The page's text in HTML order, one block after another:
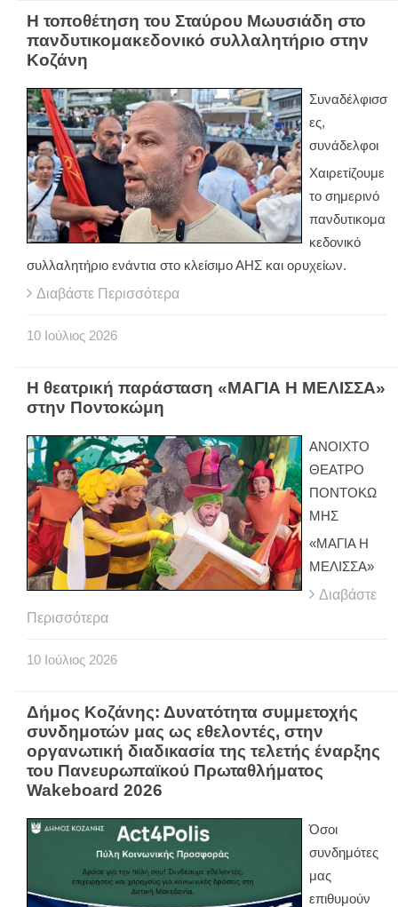
Η τοποθέτηση του Σταύρου Μωυσιάδη στο
πανδυτικομακεδονικό συλλαλητήριο στην
Κοζάνη
Συναδέλφισσ
ες,
συνάδελφοι
Χαιρετίζουμε
το σημερινό
πανδυτικομα
κεδονικό
συλλαλητήριο ενάντια στο κλείσιμο ΑΗΣ και ορυχείων.
Διαβάστε Περισσότερα
10 Ιούλιος 2026
Η θεατρική παράσταση «ΜΑΓΙΑ Η ΜΕΛΙΣΣΑ»
στην Ποντοκώμη
ΑΝΟΙΧΤΟ
ΘΕΑΤΡΟ
ΠΟΝΤΟΚΩ
ΜΗΣ
«ΜΑΓΙΑ Η
ΜΕΛΙΣΣΑ»
Διαβάστε
Περισσότερα
10 Ιούλιος 2026
Δήμος Κοζάνης: Δυνατότητα συμμετοχής
συνδημοτών μας ως εθελοντές, στην
οργανωτική διαδικασία της τελετής έναρξης
του Πανευρωπαϊκού Πρωταθλήματος
Wakeboard 2026
Όσοι
συνδημότες
μας
επιθυμούν